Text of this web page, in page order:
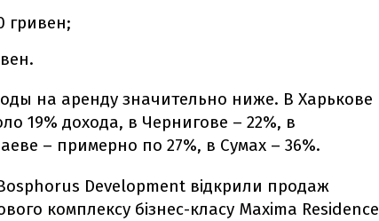
гривен;
на аренду значительно ниже. В Харькове
19% дохода, в Чернигове – 22%, в
– примерно по 27%, в Сумах – 36%.
Development відкрили продаж
комплексу бізнес-класу Maxima Residence